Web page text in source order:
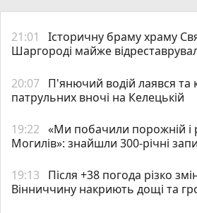
21:01
Історичну браму храму
Шаргороді майже
20:07 П'янючий водій лаявся та
патрульних вночі на Келецькій
19:22 «Ми побачили порожній і
Могилів»: знайшли 300-річні
19:13
Після +38 погода різко
Вінниччину накриють дощі та